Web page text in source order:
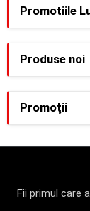
Promotiile
Produse noi
Promoţii
Fii primul care